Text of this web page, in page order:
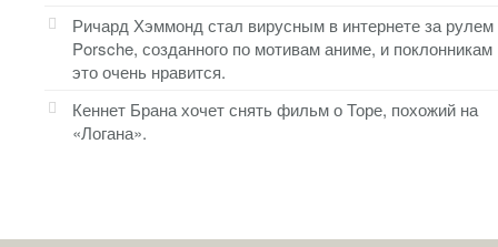
Ричард Хэммонд стал вирусным в интернете за рулем
Porsche, созданного по мотивам аниме, и поклонникам
это очень нравится.
Кеннет Брана хочет снять фильм о Торе, похожий на
«Логана».